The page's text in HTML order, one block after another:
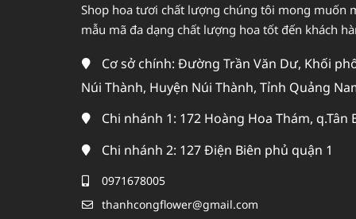
Shop hoa tươi chất lượng chúng tôi mong muốn
mẫu mã đa dạng chất lượng hoa tốt đến khách
Cơ sở chính: Đường Trần Văn Dư, Khối
Núi Thành, Huyện Núi Thành, Tỉnh Quảng
Chi nhánh 1: 172 Hoàng Hoa Thám, q.Tân
Chi nhánh 2: 127 Điện Biên phủ quận 1
0971678005
thanhcongflower@gmail.com